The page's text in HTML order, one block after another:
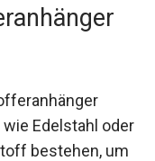
Edelstahl oder
bestehen, um